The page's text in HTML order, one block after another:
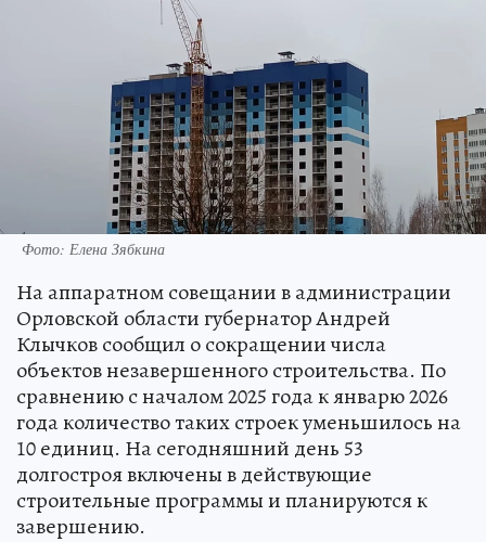
Фото: Елена Зябкина
На аппаратном совещании в администрации
Орловской области губернатор Андрей
Клычков сообщил о сокращении числа
объектов незавершенного строительства. По
сравнению с началом 2025 года к январю 2026
года количество таких строек уменьшилось на
10 единиц. На сегодняшний день 53
долгостроя включены в действующие
строительные программы и планируются к
завершению.